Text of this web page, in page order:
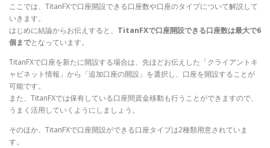
ここでは、TitanFXで口座開設できる口座数や口座のタイプについて解説して
いきます。
はじめに結論からお伝えすると、 TitanFXで口座開設できる口座数は最大で6
個までとなっています。
TitanFXで口座を新たに開設する場合は、先ほどお伝えした「クライアントキ
ャビネット情報」から「追加口座の開設」を選択し、口座を開設することが
可能です。
また、TitanFXでは保有している口座間資金移動も行うことができますので、
うまく活用していくようにしましょう。
そのほか、TitanFXで口座開設ができる口座タイプは2種類用意されていま
す。